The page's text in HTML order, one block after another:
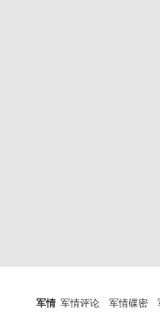
军情 军情评论 军情碟密